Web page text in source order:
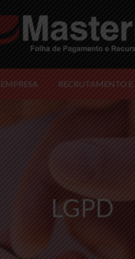
EMPRESA RECRUTAMENTO E
LGPD